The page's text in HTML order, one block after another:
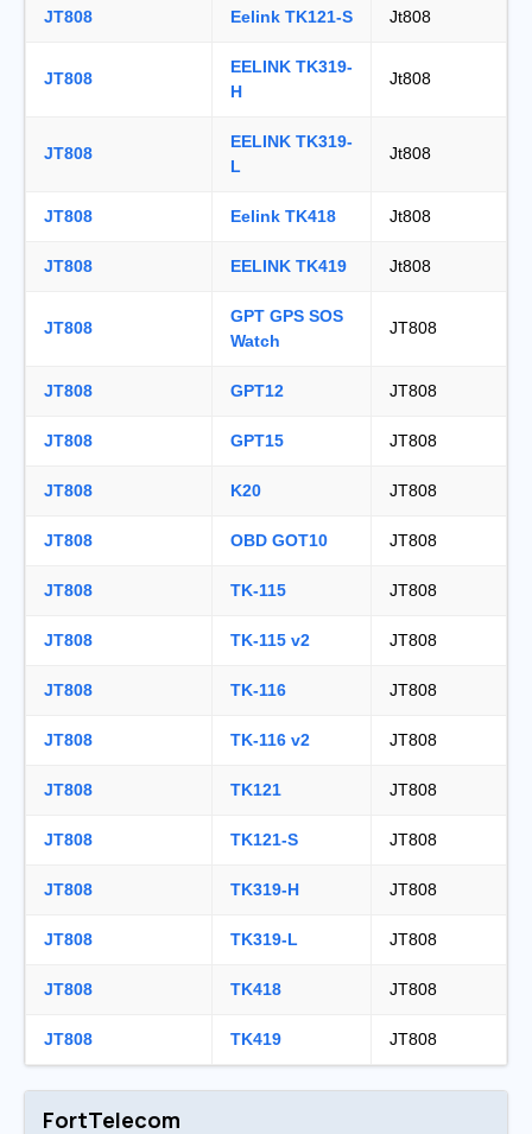
JT808 Eelink TK121-S Jt808
JT808
EELINK TK319-
H
Jt808
JT808
EELINK TK319-
L
Jt808
JT808 Eelink TK418 Jt808
JT808 EELINK TK419 Jt808
JT808
GPT GPS SOS
Watch
JT808
JT808 GPT12 JT808
JT808 GPT15 JT808
JT808 K20 JT808
JT808 OBD GOT10 JT808
JT808 TK-115 JT808
JT808 TK-115 v2 JT808
JT808 TK-116 JT808
JT808 TK-116 v2 JT808
JT808 TK121 JT808
JT808 TK121-S JT808
JT808 TK319-H JT808
JT808 TK319-L JT808
JT808 TK418 JT808
JT808 TK419 JT808
FortTelecom